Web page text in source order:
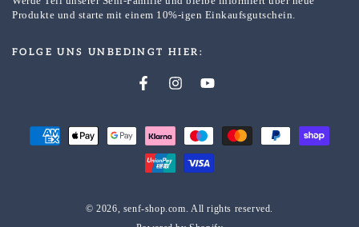
hier
Produkte und starte mit einem 10%-igen Einkaufsgutschein.
FOLGE UNS UNBEDINGT HIER:
FacebookInstagramYouTube
© 2026, senf-shop.com. All rights reserved.
Zahlungsmöglichkeiten